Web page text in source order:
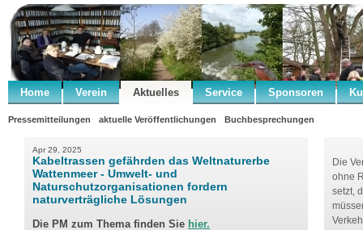
Home Verein Aktuelles Service Sponsoren
Pressemitteilungen aktuelle Veröffentlichungen Buchbesprechungen
Apr 29, 2025
Kabeltrassen gefährden das Weltnaturerbe
Wattenmeer - Umwelt- und
Naturschutzorganisationen fordern
naturverträgliche Lösungen
Die PM zum Thema finden Sie hier.
Die
ohne
setzt,